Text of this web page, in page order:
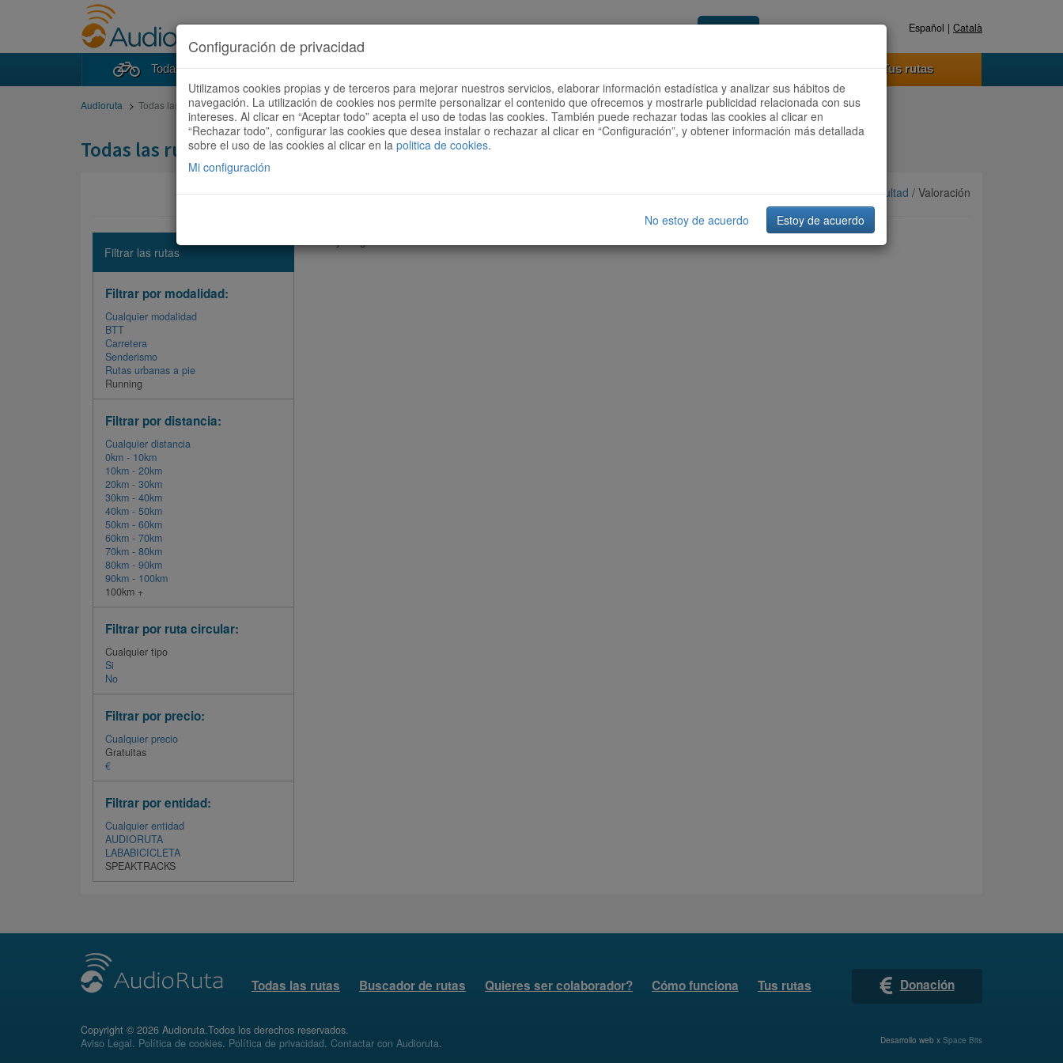
Acceder Registrate ahora Español | Català
Todas las rutas Buscador de rutas Quieres ser colaborador? Cómo funciona Tus rutas
Audioruta Todas las rutas
Todas las rutas
Ordenar por:Más recientes/Dificultad / Valoración
Filtrar las rutas
Filtrar por modalidad:
Cualquier modalidad
BTT
Carretera
Senderismo
Rutas urbanas a pie
Running
Filtrar por distancia:
Cualquier distancia
0km - 10km
10km - 20km
20km - 30km
30km - 40km
40km - 50km
50km - 60km
60km - 70km
70km - 80km
80km - 90km
90km - 100km
100km +
Filtrar por ruta circular:
Cualquier tipo
Si
No
Filtrar por precio:
Cualquier precio
Gratuitas
€
Filtrar por entidad:
Cualquier entidad
AUDIORUTA
LABABICICLETA
SPEAKTRACKS
Todas las rutas Buscador de rutas Quieres ser colaborador? Cómo funciona Tus rutas Donación
Copyright © 2026 Audioruta.Todos los derechos reservados.
Aviso Legal. Política de cookies. Política de privacidad. Contactar con Audioruta. Desarrollo web x Space Bits
Configuración de privacidad
Utilizamos cookies propias y de terceros para mejorar nuestros servicios, elaborar información estadística y analizar sus hábitos de
navegación. La utilización de cookies nos permite personalizar el contenido que ofrecemos y mostrarle publicidad relacionada con sus
intereses. Al clicar en “Aceptar todo” acepta el uso de todas las cookies. También puede rechazar todas las cookies al clicar en
“Rechazar todo”, configurar las cookies que desea instalar o rechazar al clicar en “Configuración”, y obtener información más detallada
sobre el uso de las cookies al clicar en la politica de cookies.
Mi configuración
No estoy de acuerdo Estoy de acuerdo